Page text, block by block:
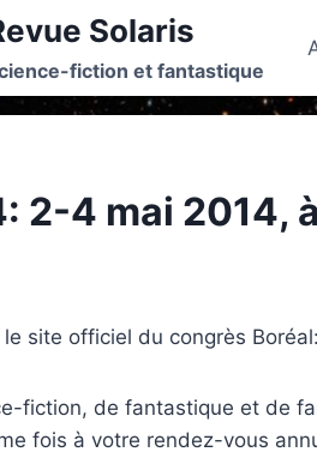
Solaris
fiction et fantastique
2-4 mai 2014,
site officiel du congrès Boréal:
fiction, de fantastique et de
fois à votre rendez-vous